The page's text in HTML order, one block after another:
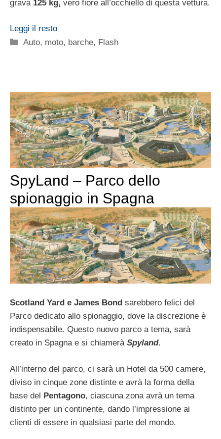
grava 125 kg, vero fiore all’occhiello di questa vettura.
Leggi il resto
Categorie
Auto, moto, barche, Flash
SpyLand – Parco dello
spionaggio in Spagna
Scotland Yard e James Bond sarebbero felici del
Parco dedicato allo spionaggio, dove la discrezione è
indispensabile. Questo nuovo parco a tema, sarà
creato in Spagna e si chiamerà Spyland.
All’interno del parco, ci sarà un Hotel da 500 camere,
diviso in cinque zone distinte e avrà la forma della
base del Pentagono, ciascuna zona avrà un tema
distinto per un continente, dando l’impressione ai
clienti di essere in qualsiasi parte del mondo.